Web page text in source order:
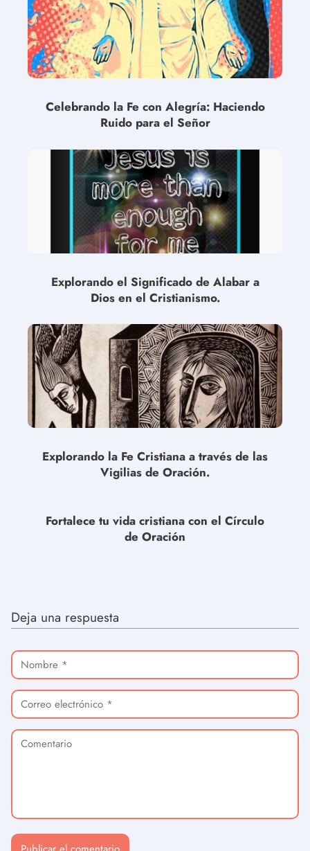
Celebrando la Fe con Alegría: Haciendo
Ruido para el Señor
Explorando el Significado de Alabar a
Dios en el Cristianismo.
Explorando la Fe Cristiana a través de las
Vigilias de Oración.
Fortalece tu vida cristiana con el Círculo
de Oración
Deja una respuesta